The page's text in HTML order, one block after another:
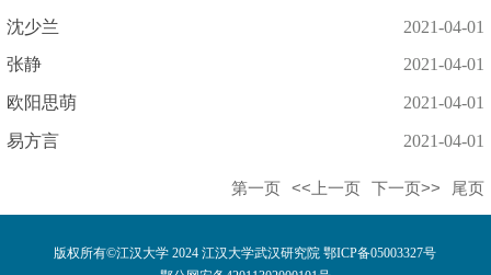
沈少兰 2021-04-01
张静 2021-04-01
欧阳思萌 2021-04-01
易方言 2021-04-01
第一页 <<上一页 下一页>> 尾页
版权所有©江汉大学 2024 江汉大学武汉研究院 鄂ICP备05003327号